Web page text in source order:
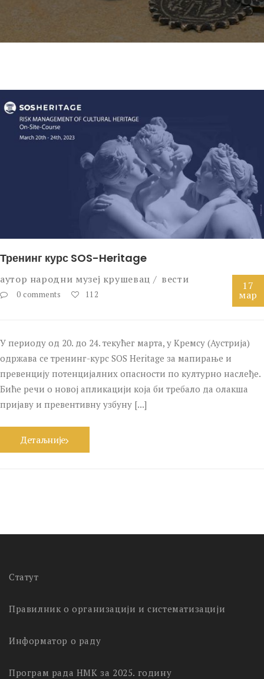
Тренинг курс SOS-Heritage
аутор народни музеј крушевац вести
0 comments 112
17
мар
У периоду од 20. до 24. текућег марта, у Кремсу (Аустрија)
одржава се тренинг-курс SOS Heritage за мапирање и
превенцију потенцијалних опасности по културно наслеђе.
Биће речи о новој апликацији која би требало да олакша
пријаву и превентивну узбуну [...]
Детаљније
Статут
Правилник о организацији и систематизацији
Информатор о раду
Програм рада НМК за 2025. годину